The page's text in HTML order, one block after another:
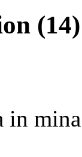
(14)
in